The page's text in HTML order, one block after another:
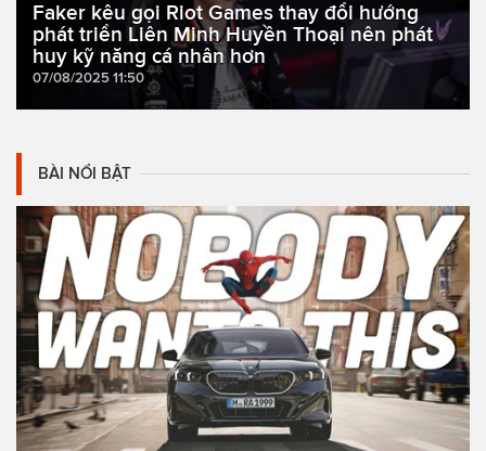
Faker kêu gọi Riot Games thay đổi hướng
phát triển Liên Minh Huyền Thoại nên phát
huy kỹ năng cá nhân hơn
07/08/2025 11:50
BÀI NỔI BẬT